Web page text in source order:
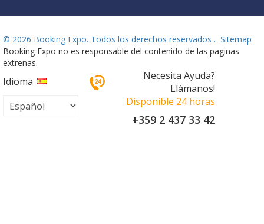
© 2026 Booking Expo. Todos los derechos reservados . Sitemap
Booking Expo no es responsable del contenido de las paginas
extrenas.
Idioma
Necesita Ayuda?
Llámanos!
Disponible 24 horas
+359 2 437 33 42